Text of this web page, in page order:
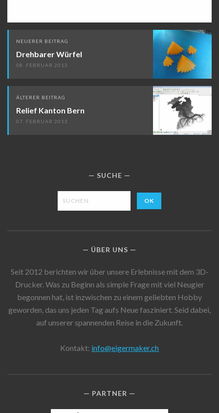
Beitragsnavigation
NEUERER BEITRAG
Drehbarer Würfel
08. FEBRUAR 2013
ÄLTERER BEITRAG
Relief Kanton Bern
07. FEBRUAR 2013
SUCHE
ÜBER UNS
Seit 2012 berichten wir über unsere Erlebnisse mit dem 3D-
Drucker. Was zu Beginn als simple Frage mit viel Neugier
begonnen hat, ist inzwischen zu einem geliebten Hobby
geworden, das uns jeden Tag aufs Neue fasziniert. Seid dabei,
auf unserer spannenden Reise in die Zukunft.
Kontakt: info@eigermaker.ch
PARTNER